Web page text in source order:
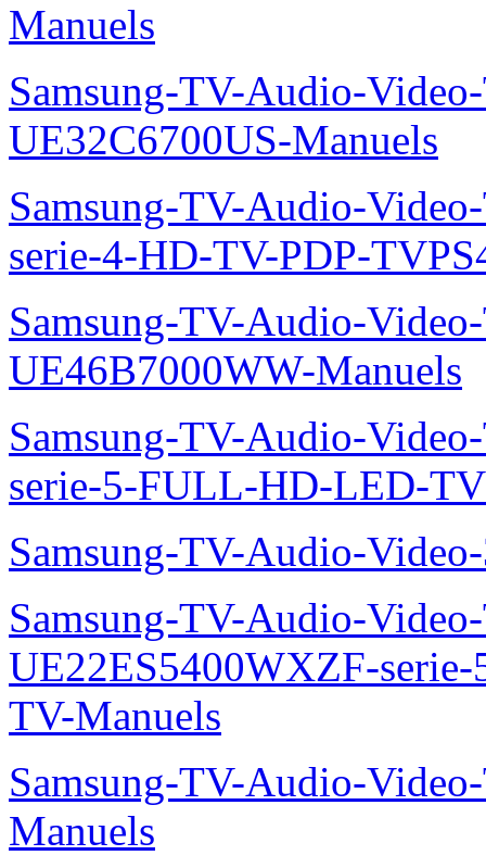
Manuels
Samsung-TV-Audio-
UE32C6700US-Manuels
Samsung-TV-Audio-
serie-4-HD-TV-PDP-
Samsung-TV-Audio-
UE46B7000WW-Manuels
Samsung-TV-Audio-
serie-5-FULL-HD-LED-
Samsung-TV-Audio-
Samsung-TV-Audio-
UE22ES5400WXZF-
TV-Manuels
Samsung-TV-Audio-
Manuels